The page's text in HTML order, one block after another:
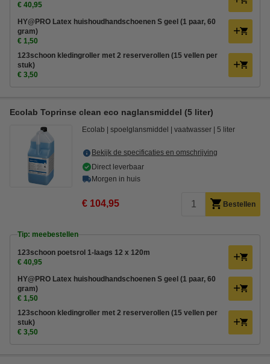
€ 40,95
HY@PRO Latex huishoudhandschoenen S geel (1 paar, 60
gram)
€ 1,50
123schoon kledingroller met 2 reserverollen (15 vellen per
stuk)
€ 3,50
Ecolab Toprinse clean eco naglansmiddel (5 liter)
Ecolab spoelglansmiddel vaatwasser 5 liter
Bekijk de specificaties en omschrijving
Direct leverbaar
Morgen in huis
€ 104,95 Bestellen
Tip: meebestellen
123schoon poetsrol 1-laags 12 x 120m
€ 40,95
HY@PRO Latex huishoudhandschoenen S geel (1 paar, 60
gram)
€ 1,50
123schoon kledingroller met 2 reserverollen (15 vellen per
stuk)
€ 3,50